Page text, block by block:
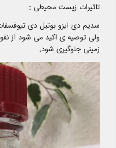
تاثیرات زیست محیطی :
سدیم دی ایزو بوتیل دی
ولی توصیه ی اکید می شود از
زمینی جلوگیری شود.